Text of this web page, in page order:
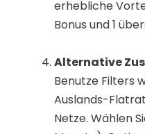
erhebliche
Bonus und 1
Alternative
Benutze Filters
Auslands-
Netze. Wählen